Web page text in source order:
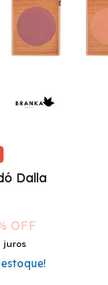
Dalla
OFF
juros